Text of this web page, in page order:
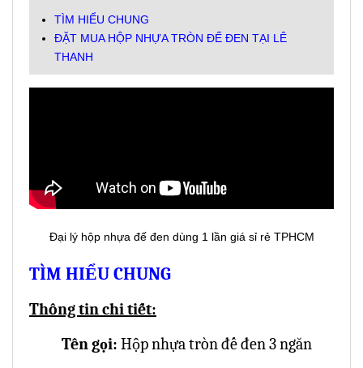
TÌM HIỂU CHUNG
ĐẶT MUA HỘP NHỰA TRÒN ĐẾ ĐEN TẠI LÊ
THANH
Đại lý hộp nhựa đế đen dùng 1 lần giá sỉ rẻ TPHCM
TÌM HIỂU CHUNG
Thông tin chi tiết:
Tên gọi: Hộp nhựa tròn đế đen 3 ngăn